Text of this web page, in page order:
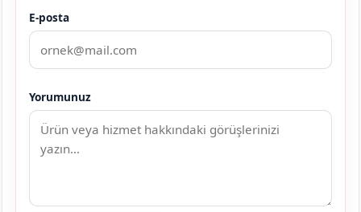
E-posta
Yorumunuz